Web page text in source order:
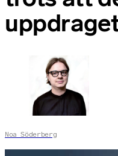
Noa Söderberg